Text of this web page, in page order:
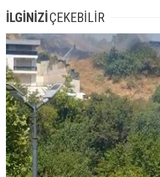
İLGİNİZİÇEKEBİLİR